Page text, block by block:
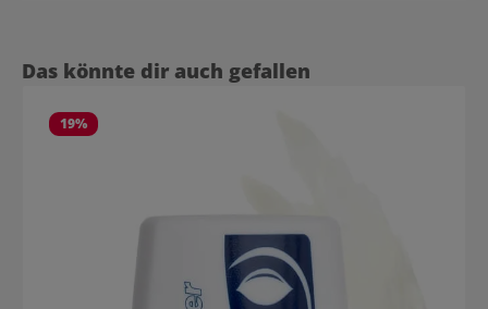
Produktgalerie überspringen
Das könnte dir auch gefallen
19%